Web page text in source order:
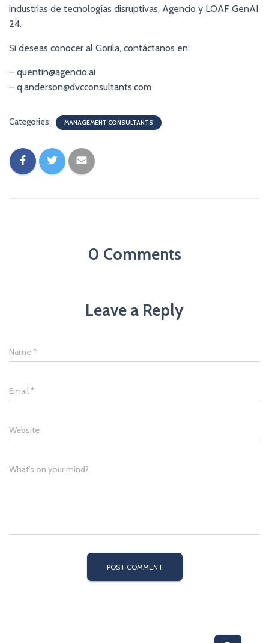
industrias de tecnologías disruptivas, Agencio y LOAF GenAI
24.
Si deseas conocer al Gorila, contáctanos en:
– quentin@agencio.ai
– q.anderson@dvcconsultants.com
Categories: MANAGEMENT CONSULTANTS
0 Comments
Leave a Reply
Name *
Email *
Website
What's on your mind?